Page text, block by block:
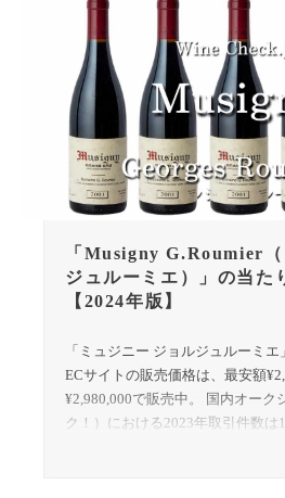
「Musigny G.Roumier
ジュルーミエ）」の当た
【2024年版】
「ミュジニー ジョルジュルーミ
ECサイトの販売価格は、最安額
¥2,980,000で販売中。 国内オーク
ク！）における2023年取引件数は